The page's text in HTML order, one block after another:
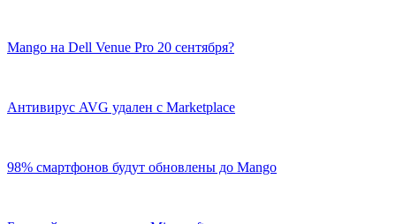
Mango на Dell Venue Pro 20 сентября?
Антивирус AVG удален с Marketplace
98% смартфонов будут обновлены до Mango